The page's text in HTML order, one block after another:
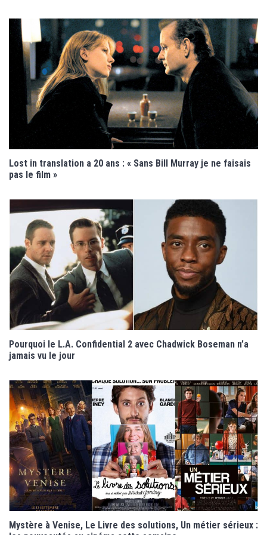
Lost in translation a 20 ans : « Sans Bill Murray je ne faisais
pas le film »
Pourquoi le L.A. Confidential 2 avec Chadwick Boseman n’a
jamais vu le jour
Mystère à Venise, Le Livre des solutions, Un métier sérieux :